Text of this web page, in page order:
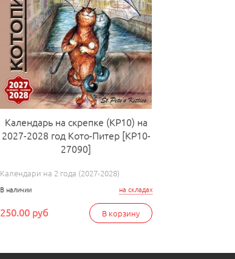
Календарь на скрепке (КР10) на
2027-2028 год Кото-Питер [КР10-
27090]
Календари на 2 года (2027-2028)
на складах
В наличии
В корзину
250.00 руб